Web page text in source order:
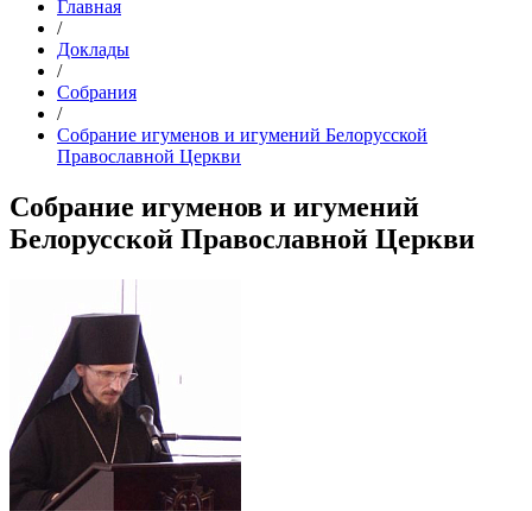
Главная
/
Доклады
/
Собрания
/
Собрание игуменов и игумений Белорусской
Православной Церкви
Собрание игуменов и игумений
Белорусской Православной Церкви